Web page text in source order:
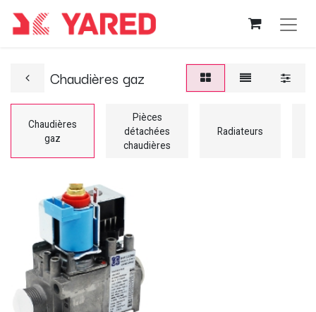
Chaudières gaz
Chaudières
gaz
Pièces
détachées
chaudières
Radiateurs